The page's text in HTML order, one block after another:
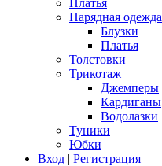
Нарядная одежда
Блузки
Платья
Толстовки
Трикотаж
Джемперы
Кардиганы
Водолазки
Туники
Юбки
Вход | Регистрация